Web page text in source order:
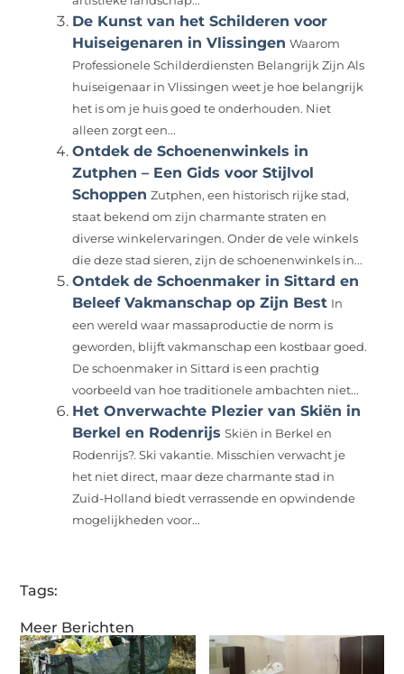
Meer Berichten
De Kunst van het Schilderen voor
Huiseigenaren in Vlissingen Waarom
Professionele Schilderdiensten Belangrijk Zijn Als
huiseigenaar in Vlissingen weet je hoe belangrijk
het is om je huis goed te onderhouden. Niet
alleen zorgt een...
Ontdek de Schoenenwinkels in
Zutphen – Een Gids voor Stijlvol
Schoppen Zutphen, een historisch rijke stad,
staat bekend om zijn charmante straten en
diverse winkelervaringen. Onder de vele winkels
die deze stad sieren, zijn de schoenenwinkels in...
Ontdek de Schoenmaker in Sittard en
Beleef Vakmanschap op Zijn Best In
een wereld waar massaproductie de norm is
geworden, blijft vakmanschap een kostbaar goed.
De schoenmaker in Sittard is een prachtig
voorbeeld van hoe traditionele ambachten niet...
Het Onverwachte Plezier van Skiën in
Berkel en Rodenrijs Skiën in Berkel en
Rodenrijs?. Ski vakantie. Misschien verwacht je
het niet direct, maar deze charmante stad in
Zuid-Holland biedt verrassende en opwindende
mogelijkheden voor...
Tags: